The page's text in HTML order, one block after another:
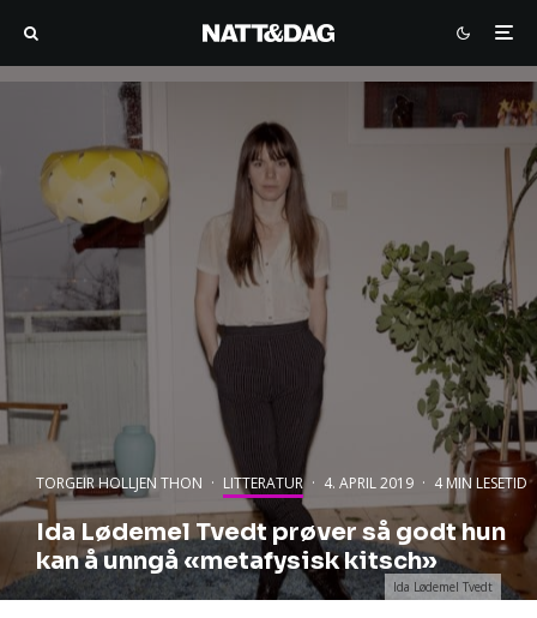
Ida Lødemel Tvedt
TORGEIR HOLLJEN THON · LITTERATUR · 4. APRIL 2019 · 4 MIN LESETID
Ida Lødemel Tvedt prøver så godt hun
kan å unngå «metafysisk kitsch»